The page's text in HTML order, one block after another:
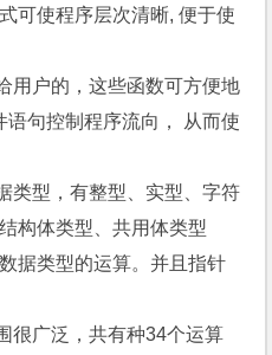
可使程序层次清晰, 便于使
用户的，这些函数可方便地
句控制程序流向， 从而使
类型，有整型、实型、字符
构体类型、共用体类型
据类型的运算。并且指针
很广泛，共有种34个运算